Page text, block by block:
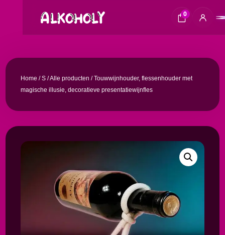
0
Home /S /Alle producten / Touwwijnhouder, flessenhouder met
magische illusie, decoratieve presentatiewijnfles